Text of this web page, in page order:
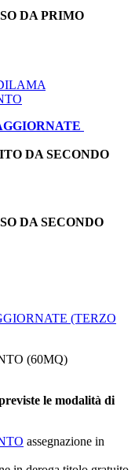
DA PRIMO
DA SECONDO
DA SECONDO
(TERZO
(60MQ)
le modalità di
assegnazione in